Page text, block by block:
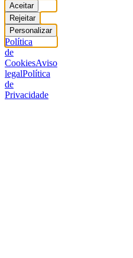
Aceitar
Rejeitar
Personalizar
Política
de
CookiesAviso
legalPolítica
de
Privacidade